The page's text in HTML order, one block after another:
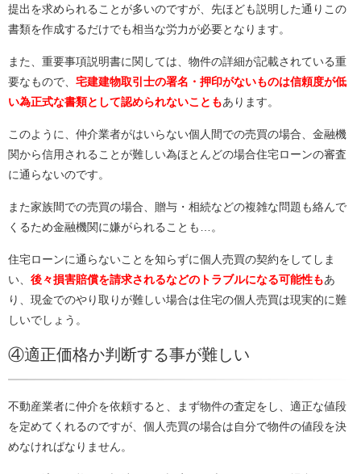
提出を求められることが多いのですが、先ほども説明した通りこの
書類を作成するだけでも相当な労力が必要となります。
また、重要事項説明書に関しては、物件の詳細が記載されている重
要なもので、 宅建建物取引士の署名・押印がないものは信頼度が低
い為正式な書類として認められないこともあります。
このように、仲介業者がはいらない個人間での売買の場合、金融機
関から信用されることが難しい為ほとんどの場合住宅ローンの審査
に通らないのです。
また家族間での売買の場合、贈与・相続などの複雑な問題も絡んで
くるため金融機関に嫌がられることも…。
住宅ローンに通らないことを知らずに個人売買の契約をしてしま
い、 後々損害賠償を請求されるなどのトラブルになる可能性もあ
り、現金でのやり取りが難しい場合は住宅の個人売買は現実的に難
しいでしょう。
④適正価格か判断する事が難しい
不動産業者に仲介を依頼すると、まず物件の査定をし、適正な値段
を定めてくれるのですが、個人売買の場合は自分で物件の値段を決
めなければなりません。